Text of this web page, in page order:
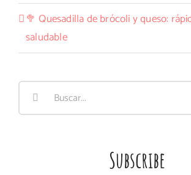
🥦 Quesadilla de brócoli y queso:
saludable
Buscar:
Subscribe